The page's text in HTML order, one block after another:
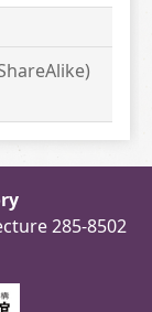
285-8502